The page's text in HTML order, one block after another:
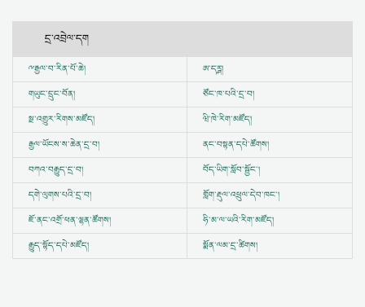
དྲ་འབྲེལ་དག
ྋརྒྱལ་བ་རིན་པོ་ཆེ།
ཨ་དཪྴ།
གཡུང་དྲུང་བོན།
ཙོང་ཁ་པའི་དྲ་བ།
སྔ་འགྱུར་རིགས་མཛོད།
ཝི་ཁེ་རིག་མཛོད།
རྒྱལ་ཡོངས་ས་ཆེན་དྲ་བ།
ནང་བསྟན་དཔེ་ཚོགས།
བཀའ་བརྒྱུད་དྲ་བ།
བོད་ཡིག་སློབ་སྦྱོང་།
དགེ་ལུགས་པའི་དྲ་བ།
གློག་རྡུལ་འཕྲུལ་དེབ་ཁང་།
ཇོ་ནང་འགྲོ་ཕན་ལྷན་ཚོགས།
ཧི་མ་ལ་ཡའི་རིག་མཛོད།
རྒྱུད་སྟོད་དཔེ་མཛོད།
སྨོན་ལམ་དྲ་ཚིགས།